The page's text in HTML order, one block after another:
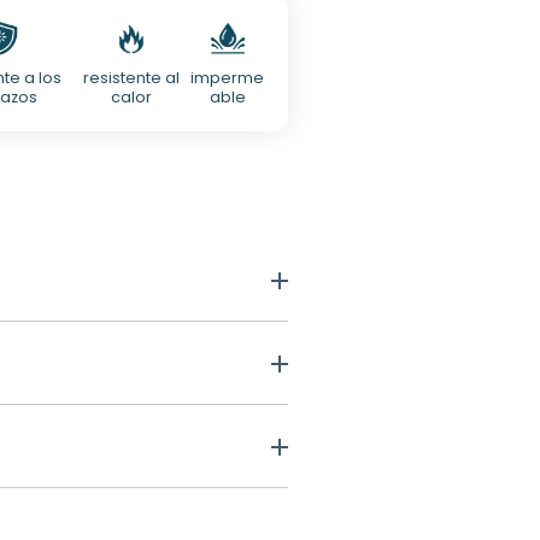
modal
a los
resistente al
calor
imperme
able